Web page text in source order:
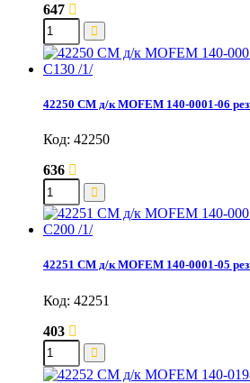
647
42250 СМ д/к MOFEM 140-0001-06
Код: 42250
636
42251 СМ д/к MOFEM 140-0001-05
Код: 42251
403